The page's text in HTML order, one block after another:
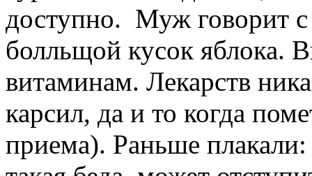
доступно. Муж говорит с
болльщой кусок яблока.
витаминам. Лекарств
карсил, да и то когда
приема). Раньше плакали: